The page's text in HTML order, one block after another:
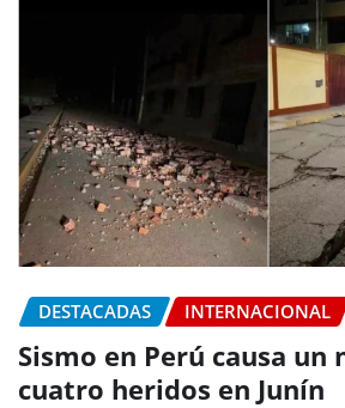
DESTACADAS INTERNACIONAL
Sismo en Perú causa un
cuatro heridos en Junín